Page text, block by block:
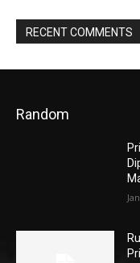
RECENT COMMENTS
Random